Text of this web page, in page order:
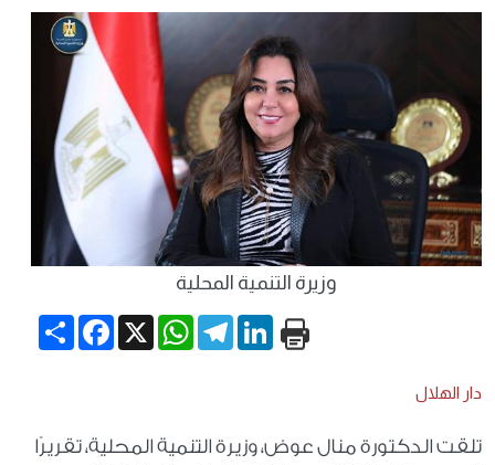
وزيرة التنمية المحلية
Share
Facebook X
WhatsApp
TelegramLinkedIn
دار الهلال
تلقت الدكتورة منال عوض، وزيرة التنمية المحلية، تقريرًا